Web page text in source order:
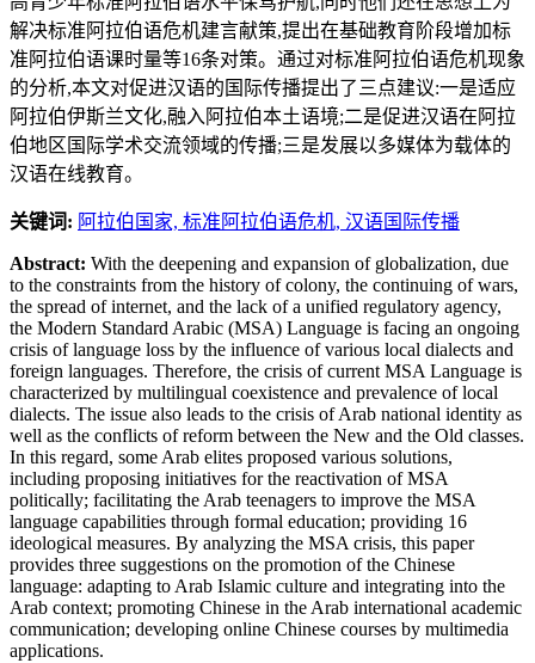
解决标准阿拉伯语危机建言献策,提出在基础教育阶段增加标
准阿拉伯语课时量等16条对策。通过对标准阿拉伯语危机现象
的分析,本文对促进汉语的国际传播提出了三点建议:一是适应
阿拉伯伊斯兰文化,融入阿拉伯本土语境;二是促进汉语在阿拉
伯地区国际学术交流领域的传播;三是发展以多媒体为载体的
汉语在线教育。
关键词: 阿拉伯国家, 标准阿拉伯语危机, 汉语国际传播
Abstract: With the deepening and expansion of globalization, due
to the constraints from the history of colony, the continuing of wars,
the spread of internet, and the lack of a unified regulatory agency,
the Modern Standard Arabic (MSA) Language is facing an ongoing
crisis of language loss by the influence of various local dialects and
foreign languages. Therefore, the crisis of current MSA Language is
characterized by multilingual coexistence and prevalence of local
dialects. The issue also leads to the crisis of Arab national identity as
well as the conflicts of reform between the New and the Old classes.
In this regard, some Arab elites proposed various solutions,
including proposing initiatives for the reactivation of MSA
politically; facilitating the Arab teenagers to improve the MSA
language capabilities through formal education; providing 16
ideological measures. By analyzing the MSA crisis, this paper
provides three suggestions on the promotion of the Chinese
language: adapting to Arab Islamic culture and integrating into the
Arab context; promoting Chinese in the Arab international academic
communication; developing online Chinese courses by multimedia
applications.